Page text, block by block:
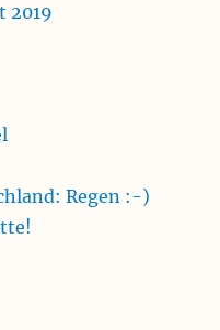
2019
Regen :-)